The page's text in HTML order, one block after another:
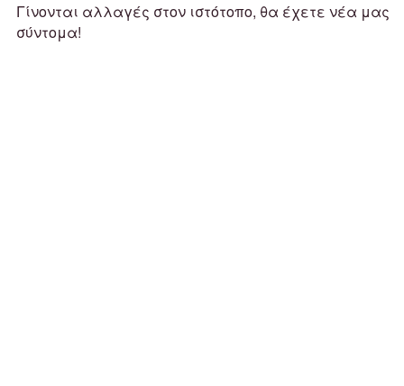
Γίνονται αλλαγές στον ιστότοπο, θα έχετε νέα μας
σύντομα!